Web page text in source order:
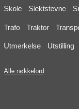
Skole Slektstevne
Trafo Traktor
Utmerkelse Utstilling
Alle nøkkelord